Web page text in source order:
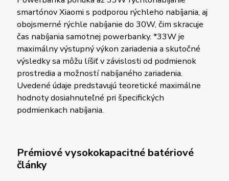
smartónov Xiaomi s podporou rýchleho nabíjania, aj
obojsmerné rýchle nabíjanie do 30W, čim skracuje
čas nabíjania samotnej powerbanky. *33W je
maximálny výstupný výkon zariadenia a skutočné
výsledky sa môžu líšiť v závislosti od podmienok
prostredia a možností nabíjaného zariadenia.
Uvedené údaje predstavujú teoretické maximálne
hodnoty dosiahnuteľné pri špecifických
podmienkach nabíjania.
Prémiové vysokokapacitné batériové
články